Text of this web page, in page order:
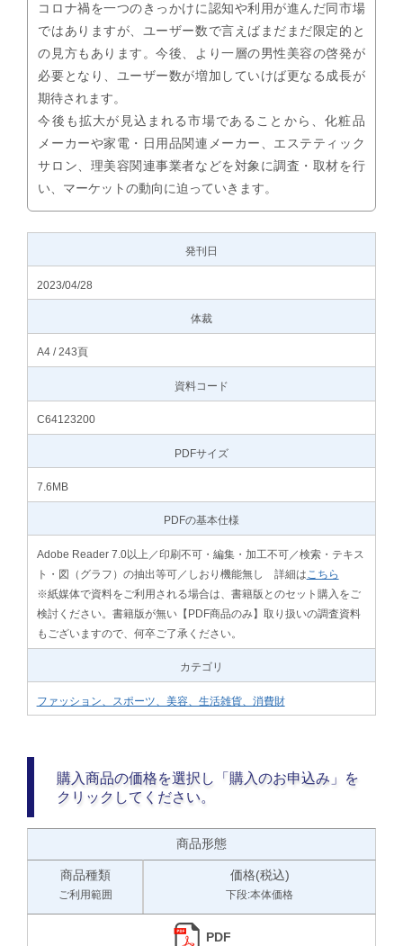
コロナ禍を一つのきっかけに認知や利用が進んだ同市場
ではありますが、ユーザー数で言えばまだまだ限定的と
の見方もあります。今後、より一層の男性美容の啓発が
必要となり、ユーザー数が増加していけば更なる成長が
期待されます。
今後も拡大が見込まれる市場であることから、化粧品
メーカーや家電・日用品関連メーカー、エステティック
サロン、理美容関連事業者などを対象に調査・取材を行
い、マーケットの動向に迫っていきます。
発刊日
2023/04/28
体裁
A4 / 243頁
資料コード
C64123200
PDFサイズ
7.6MB
PDFの基本仕様
Adobe Reader 7.0以上／印刷不可・編集・加工不可／検索・テキス
ト・図（グラフ）の抽出等可／しおり機能無し 詳細は こちら
※紙媒体で資料をご利用される場合は、書籍版とのセット購入をご
検討ください。書籍版が無い【PDF商品のみ】取り扱いの調査資料
もございますので、何卒ご了承ください。
カテゴリ
ファッション、スポーツ、美容、生活雑貨、消費財
購入商品の価格を選択し「購入のお申込み」を
クリックしてください。
商品形態
商品種類
ご利用範囲
価格(税込)
下段:本体価格
PDF